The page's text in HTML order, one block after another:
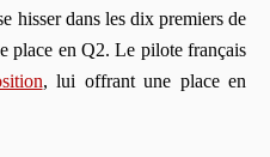
hisser dans les dix premiers de
place en Q2. Le pilote français
, lui offrant une place en